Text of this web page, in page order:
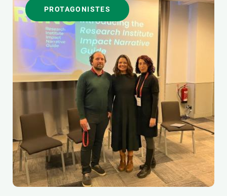
PROTAGONISTES